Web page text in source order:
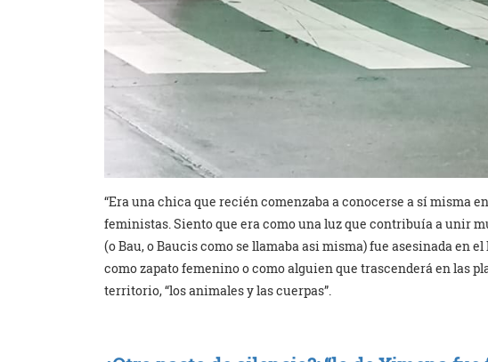
“Era una chica que recién comenzaba a conocerse a sí misma
feministas. Siento que era como una luz que contribuía a unir
(o Bau, o Baucis como se llamaba asi misma) fue asesinada en
como zapato femenino o como alguien que trascenderá en las
territorio, “los animales y las cuerpas”.